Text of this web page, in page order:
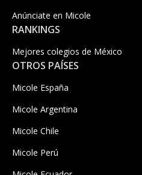
Anúnciate en Micole
RANKINGS
Mejores colegios de México
OTROS PAÍSES
Micole España
Micole Argentina
Micole Chile
Micole Perú